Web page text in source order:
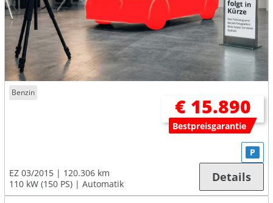
Benzin
€ 15.890
Bestpreisgarantie
EZ 03/2015
120.306 km
110 kW (150 PS)
Automatik
P
Details